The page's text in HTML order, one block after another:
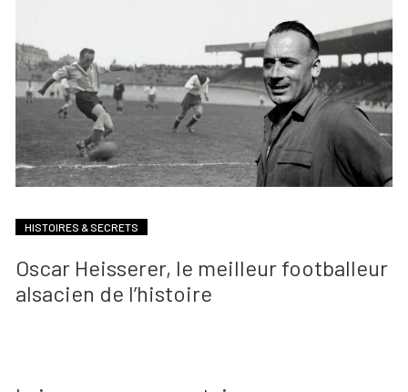
HISTOIRES & SECRETS
Oscar Heisserer, le meilleur footballeur
alsacien de l’histoire